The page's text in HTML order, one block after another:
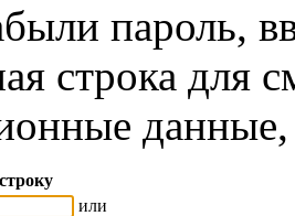
пароль,
строка для
или